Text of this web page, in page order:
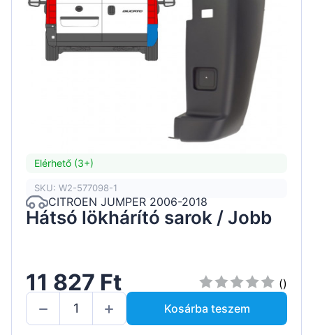
Elérhető (3+)
SKU: W2-577098-1
CITROEN JUMPER 2006-2018
Hátsó lökhárító sarok / Jobb
11 827 Ft
()
Kosárba teszem